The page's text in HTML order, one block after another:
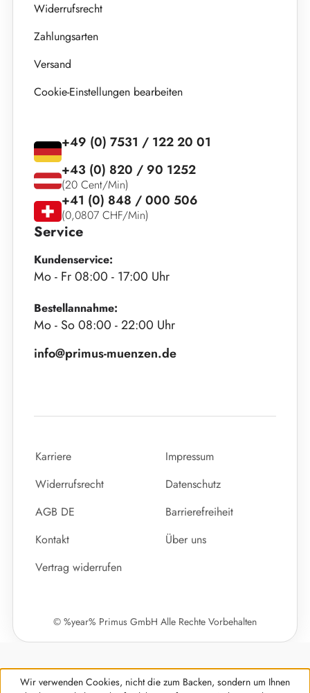
Widerrufsrecht
Zahlungsarten
Versand
Cookie-Einstellungen bearbeiten
Service
Kundenservice:
Mo - Fr 08:00 - 17:00 Uhr
Bestellannahme:
Mo - So 08:00 - 22:00 Uhr
info@primus-muenzen.de
+49 (0) 7531 / 122 20 01
+43 (0) 820 / 90 1252
(20 Cent/Min)
+41 (0) 848 / 000 506
(0,0807 CHF/Min)
Karriere
Impressum
Widerrufsrecht
Datenschutz
AGB DE
Barrierefreiheit
Kontakt
Über uns
Vertrag widerrufen
© %year% Primus GmbH Alle Rechte Vorbehalten
Wir verwenden Cookies, nicht die zum Backen, sondern um Ihnen